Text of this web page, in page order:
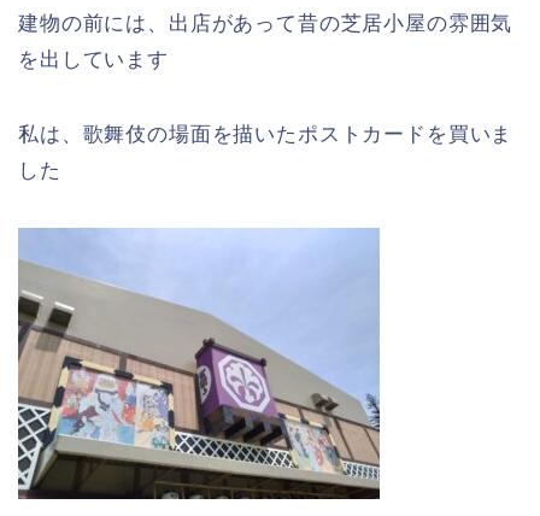
建物の前には、出店があって昔の芝居小屋の雰囲気
を出しています
私は、歌舞伎の場面を描いたポストカードを買いま
した